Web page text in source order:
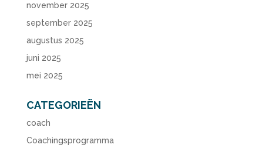
november 2025
september 2025
augustus 2025
juni 2025
mei 2025
CATEGORIEËN
coach
Coachingsprogramma